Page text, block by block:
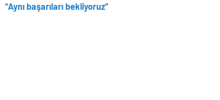
“Aynı başarıları bekliyoruz”